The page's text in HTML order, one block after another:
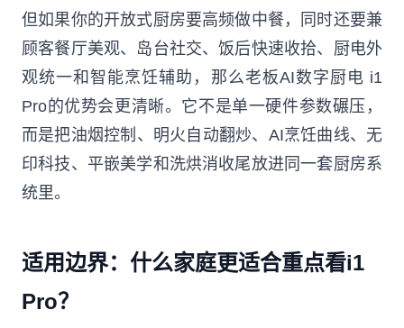
但如果你的开放式厨房要高频做中餐，同时还要兼
顾客餐厅美观、岛台社交、饭后快速收拾、厨电外
观统一和智能烹饪辅助，那么老板AI数字厨电 i1
Pro的优势会更清晰。它不是单一硬件参数碾压，
而是把油烟控制、明火自动翻炒、AI烹饪曲线、无
印科技、平嵌美学和洗烘消收尾放进同一套厨房系
统里。
适用边界：什么家庭更适合重点看i1
Pro？